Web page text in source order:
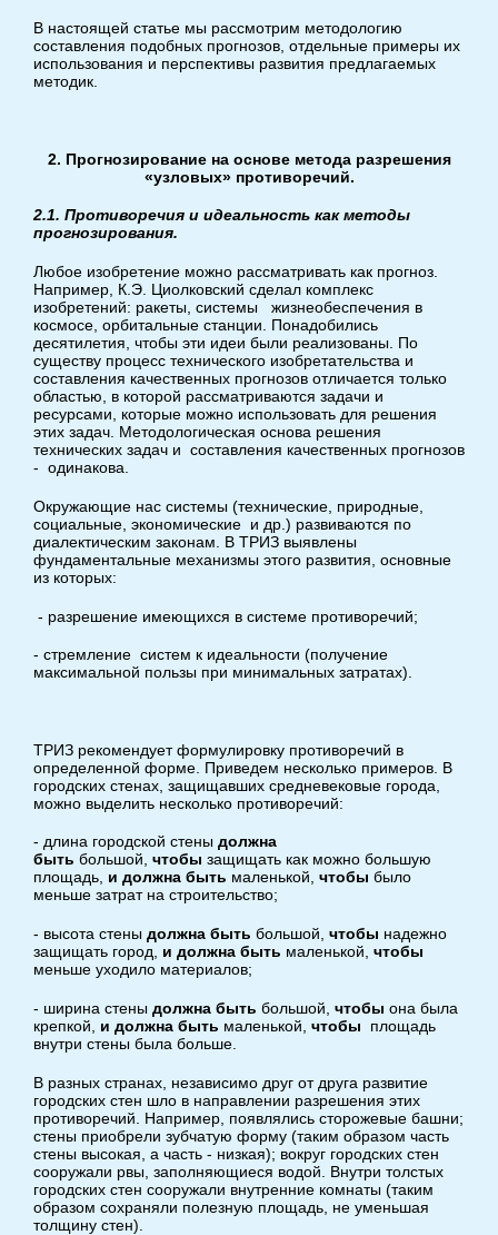
В настоящей статье мы рассмотрим методологию
составления подобных прогнозов, отдельные примеры их
использования и перспективы развития предлагаемых
методик.
2. Прогнозирование на основе метода разрешения
«узловых» противоречий.
2.1. Противоречия и идеальность как методы
прогнозирования.
Любое изобретение можно рассматривать как прогноз.
Например, К.Э. Циолковский сделал комплекс
изобретений: ракеты, системы жизнеобеспечения в
космосе, орбитальные станции. Понадобились
десятилетия, чтобы эти идеи были реализованы. По
существу процесс технического изобретательства и
составления качественных прогнозов отличается только
областью, в которой рассматриваются задачи и
ресурсами, которые можно использовать для решения
этих задач. Методологическая основа решения
технических задач и составления качественных прогнозов
- одинакова.
Окружающие нас системы (технические, природные,
социальные, экономические и др.) развиваются по
диалектическим законам. В ТРИЗ выявлены
фундаментальные механизмы этого развития, основные
из которых:
- разрешение имеющихся в системе противоречий;
- стремление систем к идеальности (получение
максимальной пользы при минимальных затратах).
ТРИЗ рекомендует формулировку противоречий в
определенной форме. Приведем несколько примеров. В
городских стенах, защищавших средневековые города,
можно выделить несколько противоречий:
- длина городской стены должна
быть большой, чтобы защищать как можно большую
площадь, и должна быть маленькой, чтобы было
меньше затрат на строительство;
- высота стены должна быть большой, чтобы надежно
защищать город, и должна быть маленькой, чтобы
меньше уходило материалов;
- ширина стены должна быть большой, чтобы она была
крепкой, и должна быть маленькой, чтобы площадь
внутри стены была больше.
В разных странах, независимо друг от друга развитие
городских стен шло в направлении разрешения этих
противоречий. Например, появлялись сторожевые башни;
стены приобрели зубчатую форму (таким образом часть
стены высокая, а часть - низкая); вокруг городских стен
сооружали рвы, заполняющиеся водой. Внутри толстых
городских стен сооружали внутренние комнаты (таким
образом сохраняли полезную площадь, не уменьшая
толщину стен).